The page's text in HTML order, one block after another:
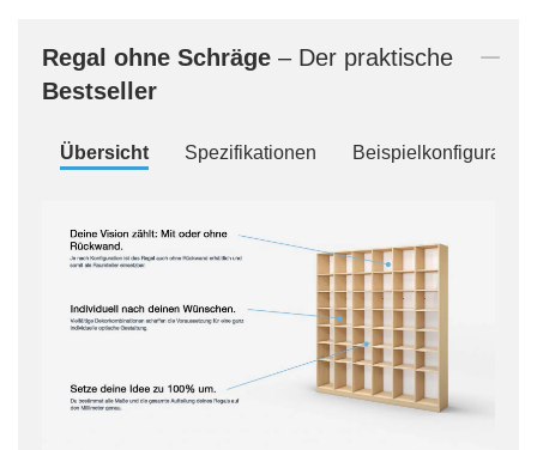
Regal ohne Schräge – Der praktische
Bestseller
Übersicht Spezifikationen